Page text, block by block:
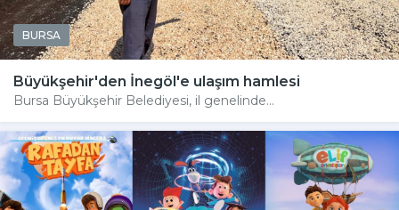
BURSA
Büyükşehir'den İnegöl'e ulaşım hamlesi
Bursa Büyükşehir Belediyesi, il genelinde...